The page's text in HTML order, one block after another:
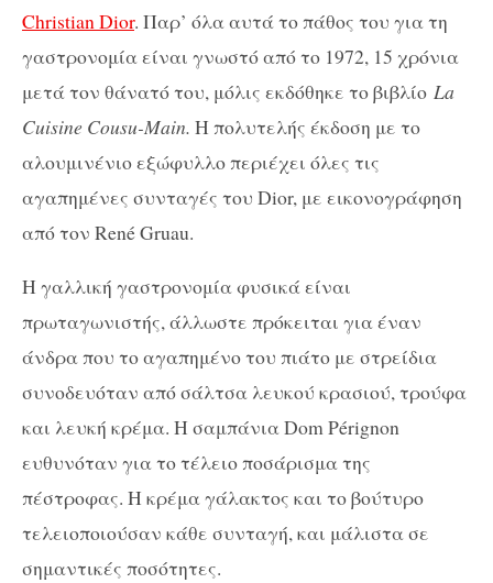
Christian Dior. Παρ’ όλα αυτά το πάθος του για τη
γαστρονομία είναι γνωστό από το 1972, 15 χρόνια
μετά τον θάνατό του, μόλις εκδόθηκε το βιβλίο La
Cuisine Cousu-Main. Η πολυτελής έκδοση με το
αλουμινένιο εξώφυλλο περιέχει όλες τις
αγαπημένες συνταγές του Dior, με εικονογράφηση
από τον René Gruau.
Η γαλλική γαστρονομία φυσικά είναι
πρωταγωνιστής, άλλωστε πρόκειται για έναν
άνδρα που το αγαπημένο του πιάτο με στρείδια
συνοδευόταν από σάλτσα λευκού κρασιού, τρούφα
και λευκή κρέμα. Η σαμπάνια Dom Pérignon
ευθυνόταν για το τέλειο ποσάρισμα της
πέστροφας. Η κρέμα γάλακτος και το βούτυρο
τελειοποιούσαν κάθε συνταγή, και μάλιστα σε
σημαντικές ποσότητες.